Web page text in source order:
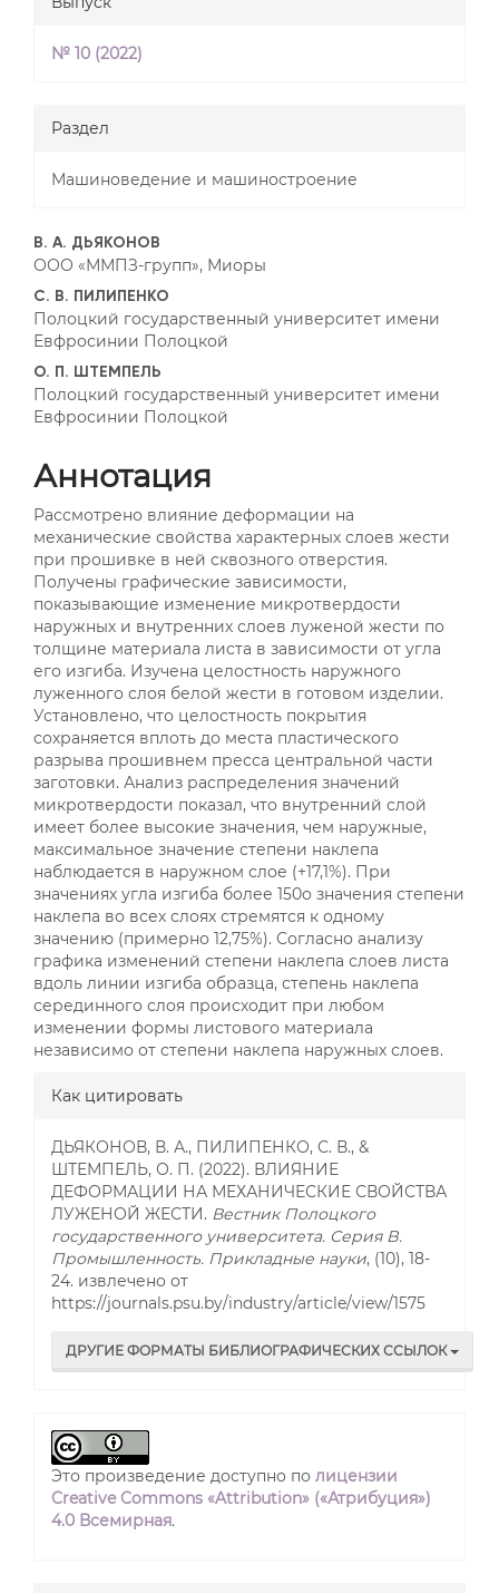
№ 10 (2022)
Раздел
Машиноведение и машиностроение
В. А. ДЬЯКОНОВ
ООО «ММПЗ-групп», Миоры
С. В. ПИЛИПЕНКО
Полоцкий государственный университет имени
Евфросинии Полоцкой
О. П. ШТЕМПЕЛЬ
Полоцкий государственный университет имени
Евфросинии Полоцкой
Аннотация
Рассмотрено влияние деформации на
механические свойства характерных слоев жести
при прошивке в ней сквозного отверстия.
Получены графические зависимости,
показывающие изменение микротвердости
наружных и внутренних слоев луженой жести по
толщине материала листа в зависимости от угла
его изгиба. Изучена целостность наружного
луженного слоя белой жести в готовом изделии.
Установлено, что целостность покрытия
сохраняется вплоть до места пластического
разрыва прошивнем пресса центральной части
заготовки. Анализ распределения значений
микротвердости показал, что внутренний слой
имеет более высокие значения, чем наружные,
максимальное значение степени наклепа
наблюдается в наружном слое (+17,1%). При
значениях угла изгиба более 150о значения степени
наклепа во всех слоях стремятся к одному
значению (примерно 12,75%). Согласно анализу
графика изменений степени наклепа слоев листа
вдоль линии изгиба образца, степень наклепа
серединного слоя происходит при любом
изменении формы листового материала
независимо от степени наклепа наружных слоев.
Как цитировать
ДЬЯКОНОВ, В. А., ПИЛИПЕНКО, С. В., &
ШТЕМПЕЛЬ, О. П. (2022). ВЛИЯНИЕ
ДЕФОРМАЦИИ НА МЕХАНИЧЕСКИЕ СВОЙСТВА
ЛУЖЕНОЙ ЖЕСТИ. Вестник Полоцкого
государственного университета. Серия B.
Промышленность. Прикладные науки, (10), 18-
24. извлечено от
https://journals.psu.by/industry/article/view/1575
ДРУГИЕ ФОРМАТЫ БИБЛИОГРАФИЧЕСКИХ ССЫЛОК
Это произведение доступно по лицензии
Creative Commons «Attribution» («Атрибуция»)
4.0 Всемирная.